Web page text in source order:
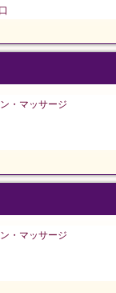
・マッサージ
・マッサージ